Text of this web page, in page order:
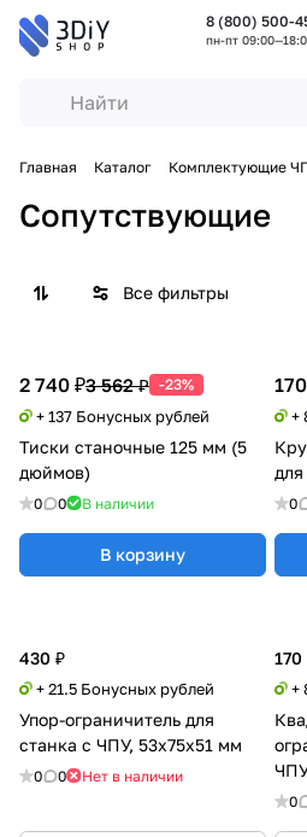
8 (800) 500-
пн-пт
Главная Каталог Комплектующие
Сопутствующие
Все фильтры
2 740 ₽3 562 ₽ -23%
+ 137 Бонусных рублей
Тиски станочные 125 мм (5
дюймов)
0 0 В наличии
В корзину
+
0
430 ₽
+ 21.5 Бонусных рублей
Упор-ограничитель для
станка с ЧПУ, 53х75х51 мм
0 0 Нет в наличии
170
+
0